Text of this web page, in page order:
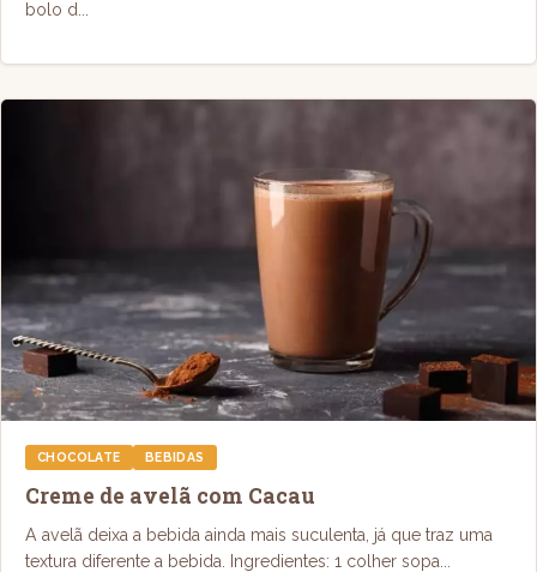
bolo d...
CHOCOLATE BEBIDAS
Creme de avelã com Cacau
A avelã deixa a bebida ainda mais suculenta, já que traz uma
textura diferente a bebida. Ingredientes: 1 colher sopa...